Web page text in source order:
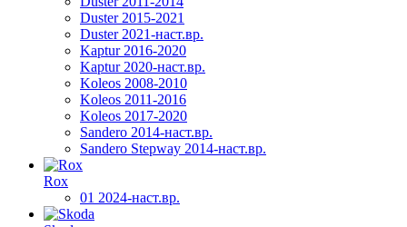
Duster 2015-2021
Duster 2021-наст.вр.
Kaptur 2016-2020
Kaptur 2020-наст.вр.
Koleos 2008-2010
Koleos 2011-2016
Koleos 2017-2020
Sandero 2014-наст.вр.
Sandero Stepway 2014-наст.вр.
Rox
01 2024-наст.вр.